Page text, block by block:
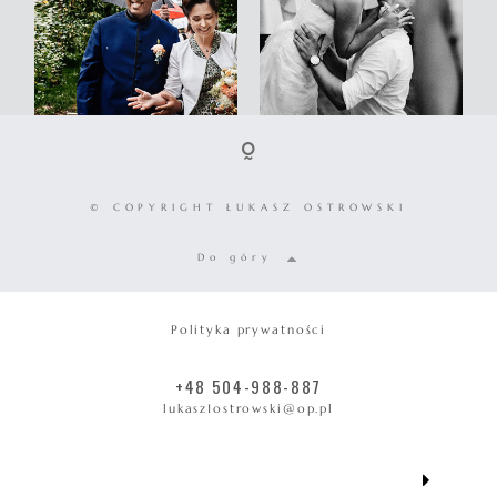
© COPYRIGHT ŁUKASZ OSTROWSKI
Do góry
Polityka prywatności
+48 504-988-887
lukasz1ostrowski@op.pl